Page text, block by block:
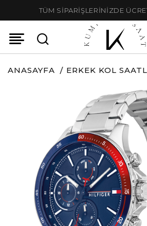
TÜM SİPARİŞLERİNİZDE
ANASAYFA ERKEK KOL